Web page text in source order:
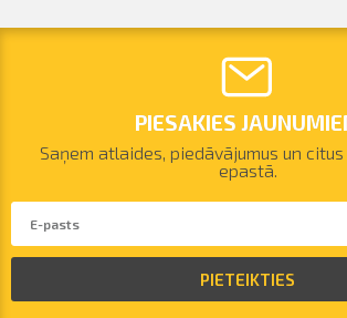
PIESAKIES
Saņem atlaides, piedāvājumus un
epastā.
PIETEIKTIES